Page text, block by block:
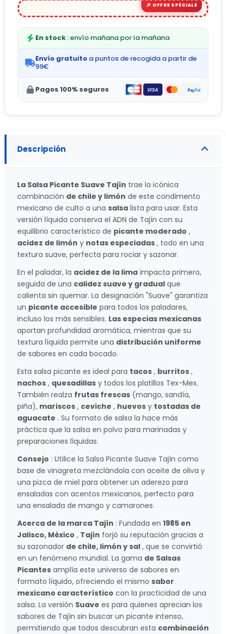
En stock : envío mañana por la mañana
Envío gratuito a puntos de recogida a partir de
99€
Pagos 100% seguros
Descripción
La Salsa Picante Suave Tajín trae la icónica
combinación de chile y limón de este condimento
mexicano de culto a una salsa lista para usar. Esta
versión líquida conserva el ADN de Tajín con su
equilibrio característico de picante moderado ,
acidez de limón y notas especiadas , todo en una
textura suave, perfecta para rociar y sazonar.
En el paladar, la acidez de la lima impacta primero,
seguida de una calidez suave y gradual que
calienta sin quemar. La designación "Suave" garantiza
un picante accesible para todos los paladares,
incluso los más sensibles. Las especias mexicanas
aportan profundidad aromática, mientras que su
textura líquida permite una distribución uniforme
de sabores en cada bocado.
Esta salsa picante es ideal para tacos , burritos ,
nachos , quesadillas y todos los platillos Tex-Mex.
También realza frutas frescas (mango, sandía,
piña), mariscos , ceviche , huevos y tostadas de
aguacate . Su formato de salsa la hace más
práctica que la salsa en polvo para marinadas y
preparaciones líquidas.
Consejo : Utilice la Salsa Picante Suave Tajín como
base de vinagreta mezclándola con aceite de oliva y
una pizca de miel para obtener un aderezo para
ensaladas con acentos mexicanos, perfecto para
una ensalada de mango y camarones.
Acerca de la marca Tajín : Fundada en 1985 en
Jalisco, México , Tajín forjó su reputación gracias a
su sazonador de chile, limón y sal , que se convirtió
en un fenómeno mundial. La gama de Salsas
Picantes amplía este universo de sabores en
formato líquido, ofreciendo el mismo sabor
mexicano característico con la practicidad de una
salsa. La versión Suave es para quienes aprecian los
sabores de Tajín sin buscar un picante intenso,
permitiendo que todos descubran esta combinación